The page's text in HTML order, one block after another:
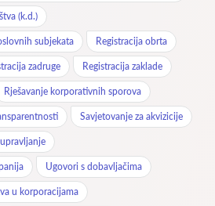
(k.d.)
subjekata Registracija obrta
zadruge Registracija zaklade
Rješavanje korporativnih sporova
Savjetovanje za akvizicije
Ugovori s dobavljačima
u korporacijama